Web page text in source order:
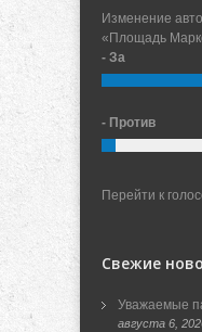
Изменение
«Площадь
- За
- Против
Перейти к
Свежие
Уважаемые
августа 6,